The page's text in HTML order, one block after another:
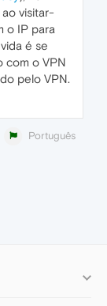
visitar-
o IP para
é se
com o VPN
pelo VPN.
Português